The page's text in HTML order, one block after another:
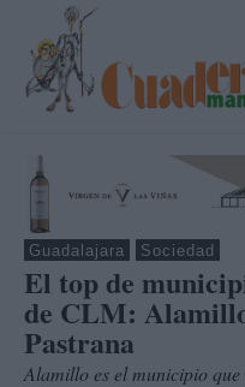
Guadalajara Sociedad
El top de
de CLM:
Pastrana
Alamillo es el municipio